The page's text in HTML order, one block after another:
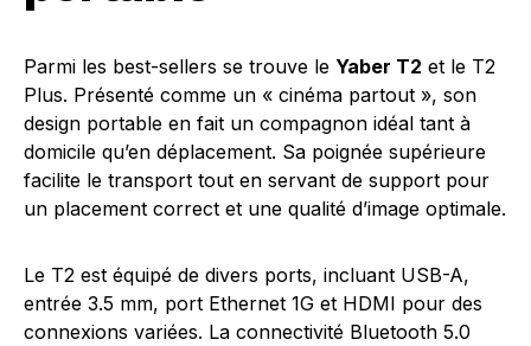
Parmi les best-sellers se trouve le Yaber T2 et le T2
Plus. Présenté comme un « cinéma partout », son
design portable en fait un compagnon idéal tant à
domicile qu’en déplacement. Sa poignée supérieure
facilite le transport tout en servant de support pour
un placement correct et une qualité d’image optimale.
Le T2 est équipé de divers ports, incluant USB-A,
entrée 3.5 mm, port Ethernet 1G et HDMI pour des
connexions variées. La connectivité Bluetooth 5.0